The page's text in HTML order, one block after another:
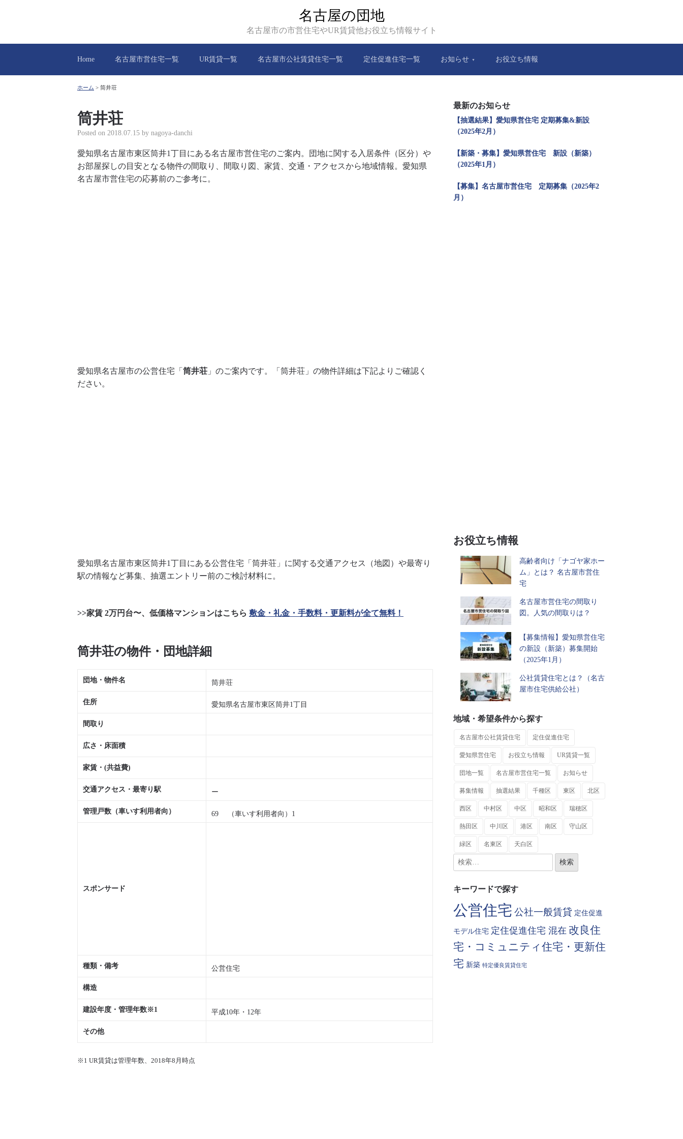
名古屋の団地
名古屋市の市営住宅やUR賃貸他お役立ち情報サイト
Home 名古屋市営住宅一覧 UR賃貸一覧 名古屋市公社賃貸住宅一覧 定住促進住宅一覧 お知らせ お役立ち情報
ホーム > 筒井荘
筒井荘
Posted on 2018.07.15 by nagoya-danchi
愛知県名古屋市東区筒井1丁目にある名古屋市営住宅のご案内。団地に関する入居条件（区分）や
お部屋探しの目安となる物件の間取り、間取り図、家賃、交通・アクセスから地域情報。愛知県
名古屋市営住宅の応募前のご参考に。
愛知県名古屋市の公営住宅「 筒井荘 」のご案内です。「筒井荘」の物件詳細は下記よりご確認く
ださい。
愛知県名古屋市東区筒井1丁目にある公営住宅「筒井荘」に関する交通アクセス（地図）や最寄り
駅の情報など募集、抽選エントリー前のご検討材料に。
>>家賃 2万円台〜、低価格マンションはこちら 敷金・礼金・手数料・更新料が全て無料！
筒井荘の物件・団地詳細
団地・物件名 筒井荘
住所 愛知県名古屋市東区筒井1丁目
間取り
広さ・床面積
家賃・(共益費)
交通アクセス・最寄り駅 ー
管理戸数（車いす利用者向） 69 （車いす利用者向）1
スポンサード
種類・備考 公営住宅
構造
建設年度・管理年数※1 平成10年・12年
その他
※1 UR賃貸は管理年数、2018年8月時点
最新のお知らせ
【抽選結果】愛知県営住宅 定期募集&新設
（2025年2月）
【新築・募集】愛知県営住宅 新設（新築）
（2025年1月）
【募集】名古屋市営住宅 定期募集（2025年2
月）
お役立ち情報
高齢者向け「ナゴヤ家ホー
ム」とは？ 名古屋市営住
宅
名古屋市営住宅の間取り
図。人気の間取りは？
【募集情報】愛知県営住宅
の新設（新築）募集開始
（2025年1月）
公社賃貸住宅とは？（名古
屋市住宅供給公社）
地域・希望条件から探す
名古屋市公社賃貸住宅 定住促進住宅
愛知県営住宅 お役立ち情報 UR賃貸一覧
団地一覧 名古屋市営住宅一覧 お知らせ
募集情報 抽選結果 千種区 東区 北区
西区 中村区 中区 昭和区 瑞穂区
熱田区 中川区 港区 南区 守山区
緑区 名東区 天白区
キーワードで探す
公営住宅 公社一般賃貸 定住促進
モデル住宅 定住促進住宅 混在 改良住
宅・コミュニティ住宅・更新住
宅 新築 特定優良賃貸住宅